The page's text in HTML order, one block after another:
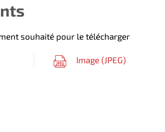
souhaité pour le télécharger
Image (JPEG)